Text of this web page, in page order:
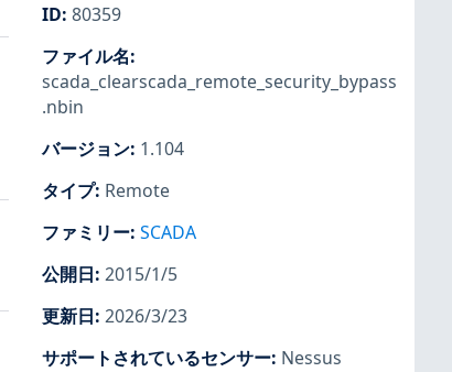
ID: 80359
ファイル名:
scada_clearscada_remote_security_bypass
.nbin
バージョン: 1.104
タイプ: Remote
ファミリー: SCADA
公開日: 2015/1/5
更新日: 2026/3/23
サポートされているセンサー: Nessus